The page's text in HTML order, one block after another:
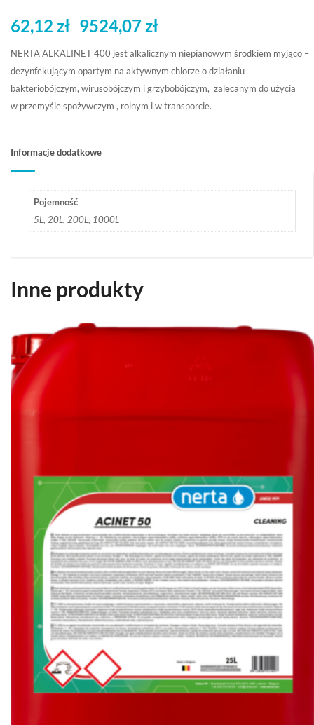
62,12 zł – 9524,07złZakres
od
62,12 zł
do
9524,07 zł
NERTA ALKALINET 400 jest alkalicznym niepianowym środkiem myjąco –
dezynfekującym opartym na aktywnym chlorze o działaniu
bakteriobójczym, wirusobójczym i grzybobójczym, zalecanym do użycia
w przemyśle spożywczym , rolnym i w transporcie.
Informacje dodatkowe
Pojemność
5L, 20L, 200L, 1000L
Inne produkty